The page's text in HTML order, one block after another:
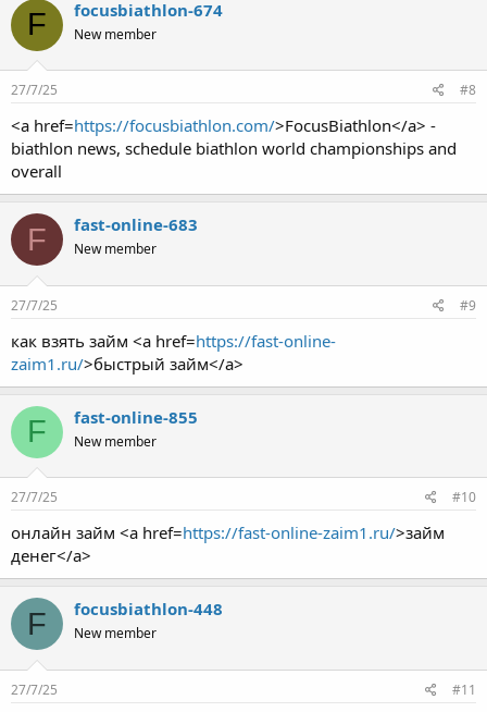
F focusbiathlon-674
New member
27/7/25 #8
<a href=https://focusbiathlon.com/>FocusBiathlon</a> -
biathlon news, schedule biathlon world championships and
overall
F fast-online-683
New member
27/7/25 #9
как взять займ <a href=https://fast-online-
zaim1.ru/>быстрый займ</a>
F fast-online-855
New member
27/7/25 #10
онлайн займ <a href=https://fast-online-zaim1.ru/>займ
денег</a>
F focusbiathlon-448
New member
27/7/25 #11